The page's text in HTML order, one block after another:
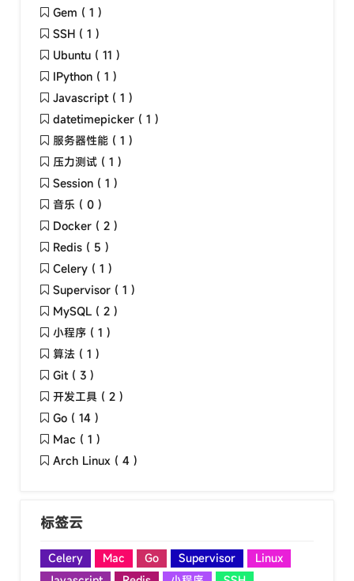
Gem ( 1 )
SSH ( 1 )
Ubuntu ( 11 )
IPython ( 1 )
Javascript ( 1 )
datetimepicker ( 1 )
服务器性能 ( 1 )
压力测试 ( 1 )
Session ( 1 )
音乐 ( 0 )
Docker ( 2 )
Redis ( 5 )
Celery ( 1 )
Supervisor ( 1 )
MySQL ( 2 )
小程序 ( 1 )
算法 ( 1 )
Git ( 3 )
开发工具 ( 2 )
Go ( 14 )
Mac ( 1 )
Arch Linux ( 4 )
标签云
Celery Mac Go Supervisor
Linux